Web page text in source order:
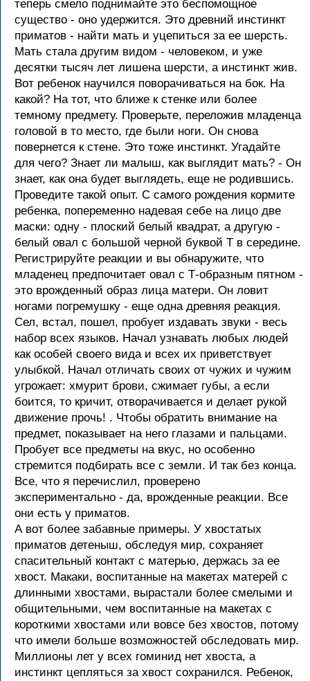
теперь смело поднимайте это беспомощное
существо - оно удержится. Это древний инстинкт
приматов - найти мать и уцепиться за ее шерсть.
Мать стала другим видом - человеком, и уже
десятки тысяч лет лишена шерсти, а инстинкт жив.
Вот ребенок научился поворачиваться на бок. На
какой? На тот, что ближе к стенке или более
темному предмету. Проверьте, переложив младенца
головой в то место, где были ноги. Он снова
повернется к стене. Это тоже инстинкт. Угадайте
для чего? Знает ли малыш, как выглядит мать? - Он
знает, как она будет выглядеть, еще не родившись.
Проведите такой опыт. С самого рождения кормите
ребенка, попеременно надевая себе на лицо две
маски: одну - плоский белый квадрат, а другую -
белый овал с большой черной буквой Т в середине.
Регистрируйте реакции и вы обнаружите, что
младенец предпочитает овал с Т-образным пятном -
это врожденный образ лица матери. Он ловит
ногами погремушку - еще одна древняя реакция.
Сел, встал, пошел, пробует издавать звуки - весь
набор всех языков. Начал узнавать любых людей
как особей своего вида и всех их приветствует
улыбкой. Начал отличать своих от чужих и чужим
угрожает: хмурит брови, сжимает губы, а если
боится, то кричит, отворачивается и делает рукой
движение прочь! . Чтобы обратить внимание на
предмет, показывает на него глазами и пальцами.
Пробует все предметы на вкус, но особенно
стремится подбирать все с земли. И так без конца.
Все, что я перечислил, проверено
экспериментально - да, врожденные реакции. Все
они есть у приматов.
А вот более забавные примеры. У хвостатых
приматов детеныш, обследуя мир, сохраняет
спасительный контакт с матерью, держась за ее
хвост. Макаки, воспитанные на макетах матерей с
длинными хвостами, вырастали более смелыми и
общительными, чем воспитанные на макетах с
короткими хвостами или вовсе без хвостов, потому
что имели больше возможностей обследовать мир.
Миллионы лет у всех гоминид нет хвоста, а
инстинкт цепляться за хвост сохранился. Ребенок,